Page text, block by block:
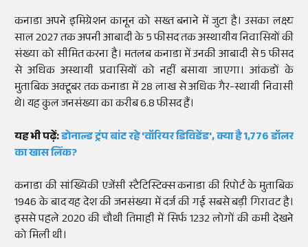
कनाडा अपने इमिग्रेशन कानून को सख्त बनाने में जुटा है। उसका लक्ष्य
साल 2027 तक अपनी आबादी के 5 फीसद तक अस्थायीय निवासियों की
संख्या को सीमित करना है। मतलब कनाडा में उनकी आबादी से 5 फीसद
से अधिक अस्थायी प्रवासियों को नहीं बसाया जाएगा। आंकडों के
मुताबिक अक्टूबर तक कनाडा में 28 लाख से अधिक गैर-स्थायी निवासी
थे। यह कुल जनसंख्या का करीब 6.8 फीसद हैं।
यह भी पढ़ें:डोनाल्ड ट्रंप बांट रहे 'वॉरियर डिविडेंड', क्या है 1,776 डॉलर
का खास लिंक?
कनाडा की सांख्यिकी एजेंसी स्टैटिस्टिक्स कनाडा की रिपोर्ट के मुताबिक
1946 के बाद यह देश की जनसंख्या में दर्ज की गई सबसे बड़ी गिरावट है।
इससे पहले 2020 की चौथी तिमाही में सिर्फ 1232 लोगों की कमी देखने
को मिली थी।